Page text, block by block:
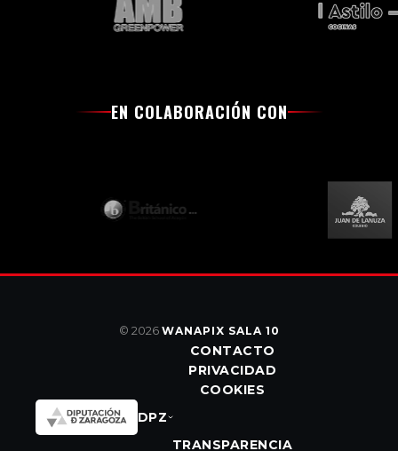
EN COLABORACIÓN CON
© 2026 WANAPIX SALA 10
CONTACTO
PRIVACIDAD
COOKIES
DPZ
TRANSPARENCIA